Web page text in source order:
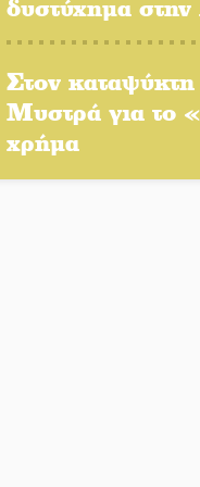
Η
δυστύχημα στην
Στον καταψύκτη
Μυστρά για το
χρήμα